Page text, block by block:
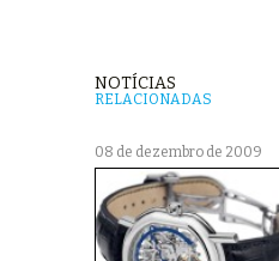
NOTÍCIAS
RELACIONADAS
08 de dezembro de 2009